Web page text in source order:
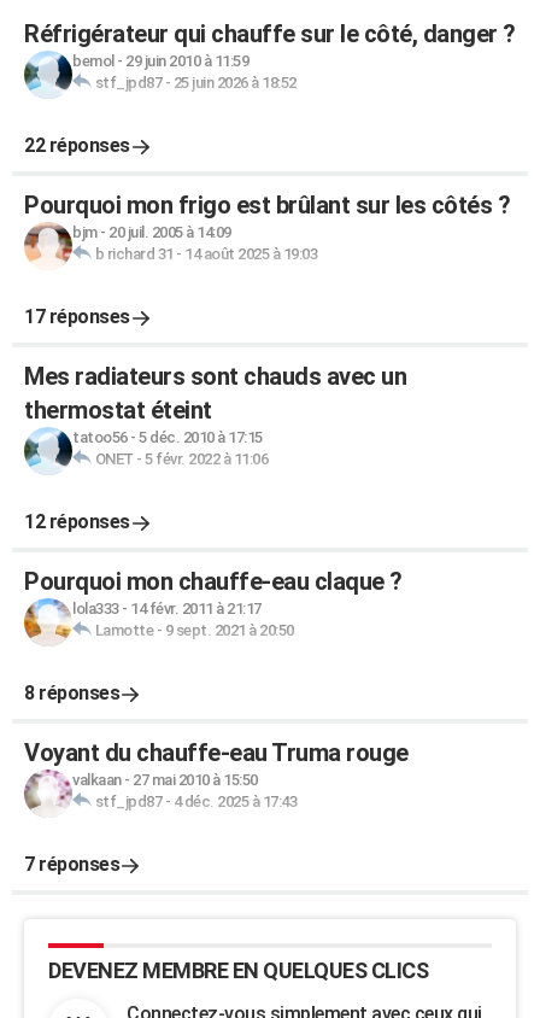
Réfrigérateur qui chauffe sur le côté, danger ?
bemol - 29 juin 2010 à 11:59
stf_jpd87- 25 juin 2026 à 18:52
22 réponses
Pourquoi mon frigo est brûlant sur les côtés ?
bjm- 20 juil. 2005 à 14:09
b richard 31 - 14 août 2025 à 19:03
17 réponses
Mes radiateurs sont chauds avec un
thermostat éteint
tatoo56- 5 déc. 2010 à 17:15
ONET - 5 févr. 2022 à 11:06
12 réponses
Pourquoi mon chauffe-eau claque ?
lola333- 14 févr. 2011 à 21:17
Lamotte- 9 sept. 2021 à 20:50
8 réponses
Voyant du chauffe-eau Truma rouge
valkaan- 27 mai 2010 à 15:50
stf_jpd87- 4 déc. 2025 à 17:43
7 réponses
DEVENEZ MEMBRE EN QUELQUES CLICS